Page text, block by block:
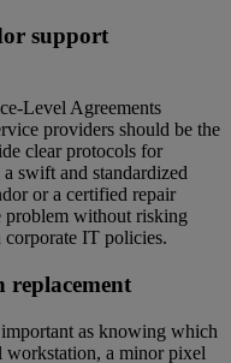
support
Level Agreements
providers should be the
clear protocols for
swift and standardized
or a certified repair
problem without risking
IT policies.
replacement
as knowing which
workstation, a minor pixel